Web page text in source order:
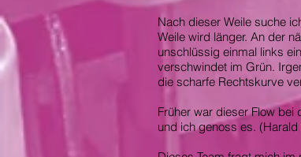
Nach dieser Weile suche
Weile wird länger. An der
unschlüssig einmal links
verschwindet im Grün.
die scharfe Rechtskurve
Früher war dieser Flow bei
und ich genoss es. (Harald